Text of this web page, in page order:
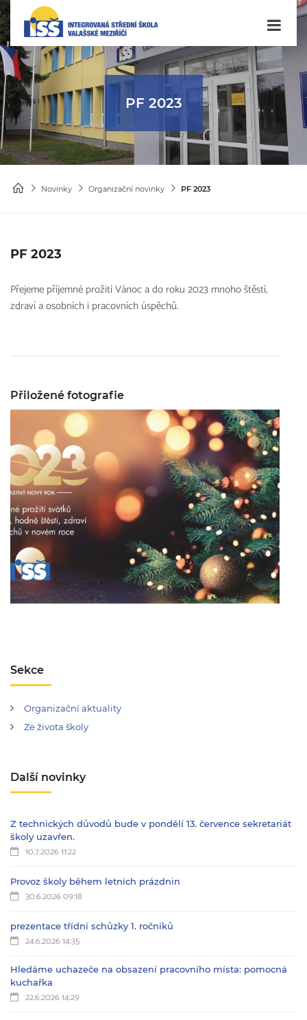
PF 2023
Novinky Organizační novinky PF 2023
PF 2023
Přejeme příjemné prožití Vánoc a do roku 2023 mnoho štěstí,
zdraví a osobních i pracovních úspěchů.
Přiložené fotografie
Sekce
Organizační aktuality
Ze života školy
Další novinky
Z technických důvodů bude v pondělí 13. července sekretariát
školy uzavřen.
10.7.2026 11:22
Provoz školy během letních prázdnin
30.6.2026 09:18
prezentace třídní schůzky 1. ročníků
24.6.2026 14:35
Hledáme uchazeče na obsazení pracovního místa: pomocná
kuchařka
22.6.2026 14:29